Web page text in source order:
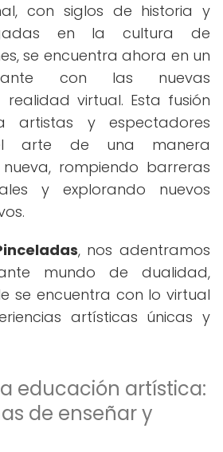
con siglos de historia y
en la cultura de
se encuentra ahora en un
con las nuevas
virtual. Esta fusión
artistas y espectadores
arte de una manera
rompiendo barreras
y explorando nuevos
, nos adentramos
mundo de dualidad,
se encuentra con lo virtual
artísticas únicas y
educación artística:
de enseñar y